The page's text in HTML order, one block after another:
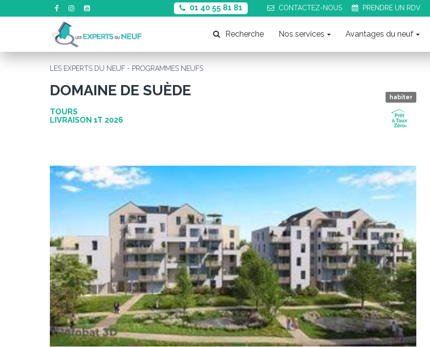
01 40 55 81 81 CONTACTEZ-NOUS PRENDRE UN RDV
Recherche Nos services Avantages du neuf
LES EXPERTS DU NEUF - PROGRAMMES NEUFS
habiter
DOMAINE DE SUÈDE
TOURS
LIVRAISON 1T 2026
Précédent